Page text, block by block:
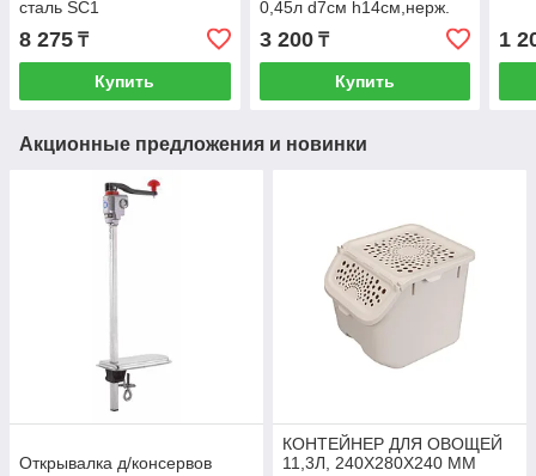
сталь SC1
8 275 ₸
Купить
0,45л d7см h14см,нерж.
сталь DRG15M
3 200₸
Купить
1
Акционные предложения и новинки
Открывалка д/консервов
КОНТЕЙНЕР ДЛЯ ОВОЩЕЙ
11,3Л, 240Х280Х240 ММ